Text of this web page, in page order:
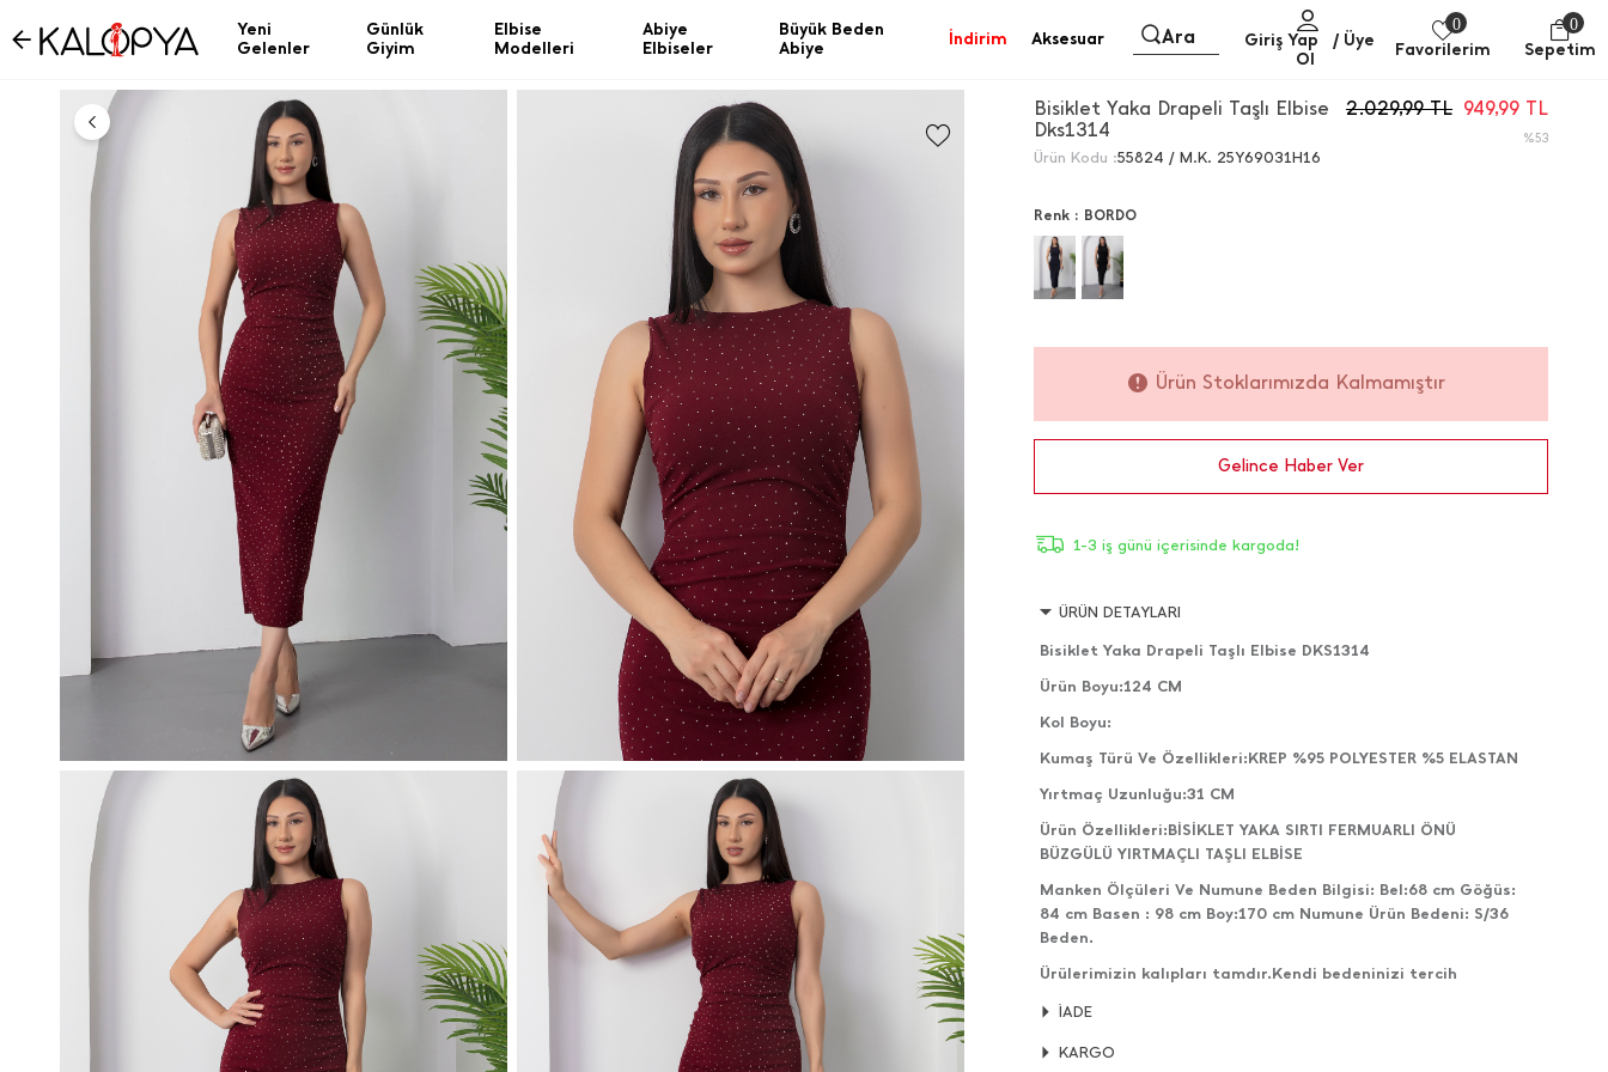
Yeni
Gelenler
Günlük
Giyim
Elbise
Modelleri
Abiye
Elbiseler
Büyük Beden
Abiye
İndirim Aksesuar Ara Giriş Yap
/ Üye
Ol
0
Favorilerim
0
Sepetim
Bisiklet Yaka Drapeli Taşlı Elbise
Dks1314
Ürün Kodu :55824 / M.K. 25Y69031H16
2.029,99TL 949,99 TL
%53
Renk : BORDO
Ürün Stoklarımızda Kalmamıştır
Gelince Haber Ver
1-3 iş günü içerisinde kargoda!
ÜRÜN DETAYLARI
Bisiklet Yaka Drapeli Taşlı Elbise DKS1314
Ürün Boyu:124 CM
Kol Boyu:
Kumaş Türü Ve Özellikleri:KREP %95 POLYESTER %5 ELASTAN
Yırtmaç Uzunluğu:31 CM
Ürün Özellikleri:BİSİKLET YAKA SIRTI FERMUARLI ÖNÜ
BÜZGÜLÜ YIRTMAÇLI TAŞLI ELBİSE
Manken Ölçüleri Ve Numune Beden Bilgisi: Bel:68 cm Göğüs:
84 cm Basen : 98 cm Boy:170 cm Numune Ürün Bedeni: S/36
Beden.
Ürülerimizin kalıpları tamdır.Kendi bedeninizi tercih
İADE
KARGO